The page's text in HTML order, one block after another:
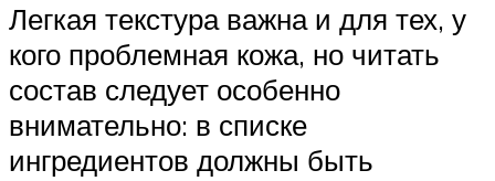
Легкая текстура важна и для тех, у
кого проблемная кожа, но читать
состав следует особенно
внимательно: в списке
ингредиентов должны быть